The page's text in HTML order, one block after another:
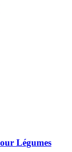
Légumes